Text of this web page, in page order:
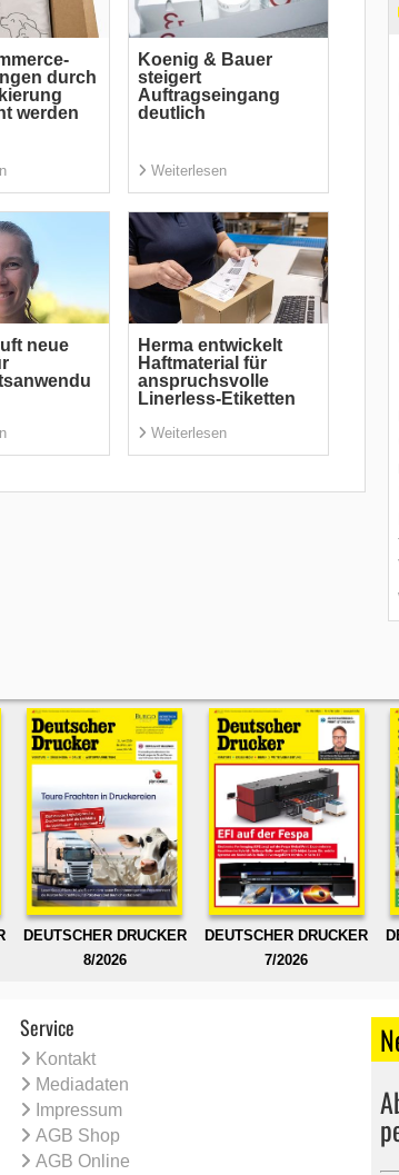
durch
werden
Koenig & Bauer
steigert
Auftragseingang
deutlich
Weiterlesen
neue
Herma entwickelt
Haftmaterial für
anspruchsvolle
Linerless-Etiketten
Weiterlesen
DEUTSCHER DRUCKER
8/2026
DEUTSCHER DRUCKER
7/2026
Service
Kontakt
Mediadaten
Impressum
AGB Shop
AGB Online